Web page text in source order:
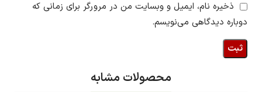
ذخیره نام، ایمیل و وبسایت من در مرورگر برای زمانی که
دوباره دیدگاهی می‌نویسم.
محصولات مشابه